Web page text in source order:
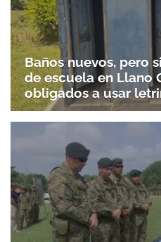
Baños nuevos, pero
de escuela en Llano
obligados a usar